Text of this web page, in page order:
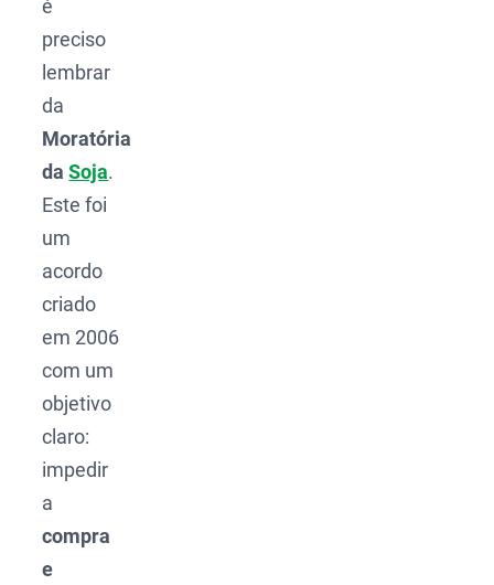
é
preciso
lembrar
da
Moratória
daSoja.
Este foi
um
acordo
criado
em 2006
com um
objetivo
claro:
impedir
a
compra
e